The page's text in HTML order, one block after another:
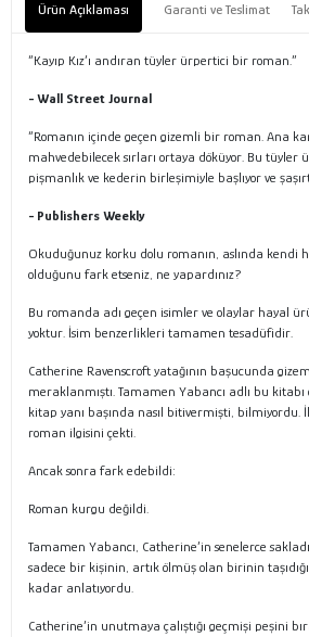
Ürün Açıklaması Garanti ve Teslimat
“Kayıp Kız’ı andıran tüyler ürpertici bir roman.”
- Wall Street Journal
“Romanın içinde geçen gizemli bir roman. Ana
mahvedebilecek sırları ortaya döküyor. Bu tüyler
pişmanlık ve kederin birleşimiyle başlıyor ve
- Publishers Weekly
Okuduğunuz korku dolu romanın, aslında kendi
olduğunu fark etseniz, ne yapardınız?
Bu romanda adı geçen isimler ve olaylar hayal
yoktur. İsim benzerlikleri tamamen tesadüfidir.
Catherine Ravenscroft yatağının başucunda
meraklanmıştı. Tamamen Yabancı adlı bu kitabı
kitap yanı başında nasıl bitivermişti,
roman ilgisini çekti.
Ancak sonra fark edebildi:
Roman kurgu değildi.
Tamamen Yabancı, Catherine’in senelerce
sadece bir kişinin, artık ölmüş olan birinin
kadar anlatıyordu.
Catherine’in unutmaya çalıştığı geçmişi peşini